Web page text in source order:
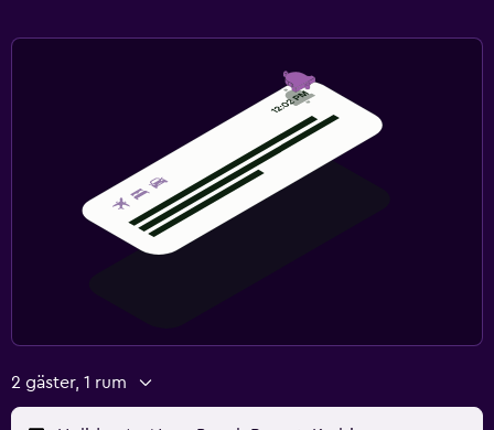
Kudde med fjäderstoppning
Fax/kopieringsmöjligheter
2 gäster, 1 rum